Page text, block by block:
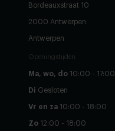
Bordeauxstraat 10
2000 Antwerpen
Antwerpen
Openingstijden
Ma, wo, do 10:00 - 17:00
Di Gesloten
Vr en za 10:00 - 18:00
Zo 12:00 - 18:00